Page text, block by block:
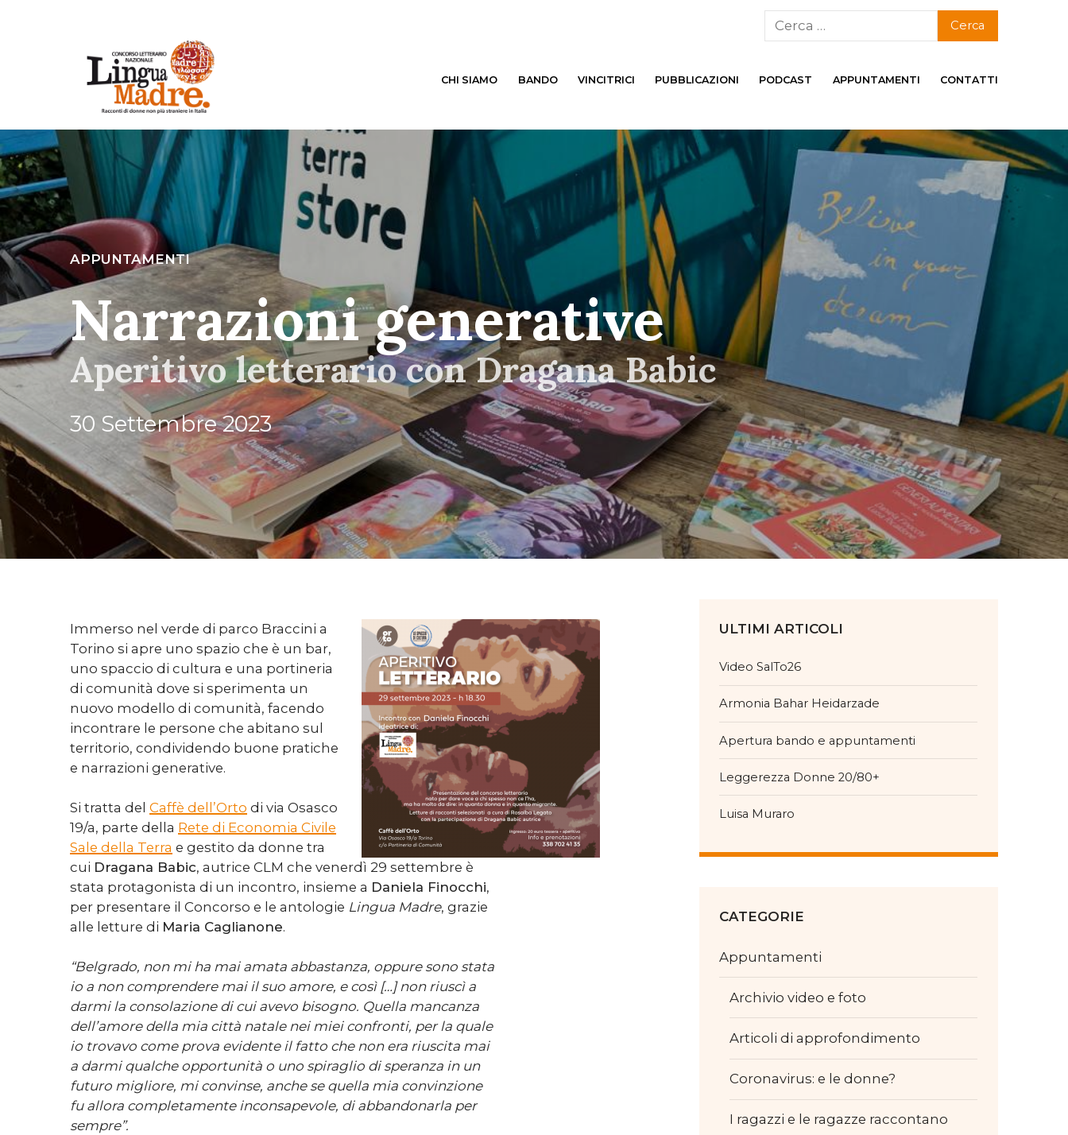
CHI SIAMO BANDO VINCITRICI PUBBLICAZIONI PODCAST APPUNTAMENTI CONTATTI
APPUNTAMENTI
Narrazioni generative
Aperitivo letterario con Dragana Babic
30 Settembre 2023
Immerso nel verde di parco Braccini a
Torino si apre uno spazio che è un bar,
uno spaccio di cultura e una portineria
di comunità dove si sperimenta un
nuovo modello di comunità, facendo
incontrare le persone che abitano sul
territorio, condividendo buone pratiche
e narrazioni generative.
Si tratta delCaffè dell’Orto di via Osasco
19/a, parte della Rete di Economia Civile
Sale della Terra e gestito da donne tra
cui Dragana Babic, autrice CLM che venerdì 29 settembre è
stata protagonista di un incontro, insieme a Daniela Finocchi,
per presentare il Concorso e le antologie Lingua Madre, grazie
alle letture di Maria Caglianone.
“Belgrado, non mi ha mai amata abbastanza, oppure sono stata
io a non comprendere mai il suo amore, e così […] non riuscì a
darmi la consolazione di cui avevo bisogno. Quella mancanza
dell’amore della mia città natale nei miei confronti, per la quale
io trovavo come prova evidente il fatto che non era riuscita mai
a darmi qualche opportunità o uno spiraglio di speranza in un
futuro migliore, mi convinse, anche se quella mia convinzione
fu allora completamente inconsapevole, di abbandonarla per
sempre”.
ULTIMI ARTICOLI
Video SalTo26
Armonia Bahar Heidarzade
Apertura bando e appuntamenti
Leggerezza Donne 20/80+
Luisa Muraro
CATEGORIE
Appuntamenti
Archivio video e foto
Articoli di approfondimento
Coronavirus: e le donne?
I ragazzi e le ragazze raccontano